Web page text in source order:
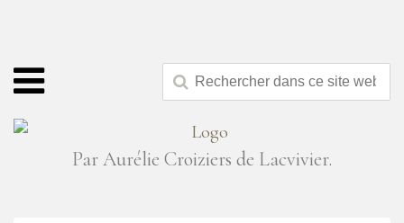
Par Aurélie Croiziers de Lacvivier.